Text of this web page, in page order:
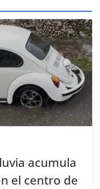
acumula
el centro de